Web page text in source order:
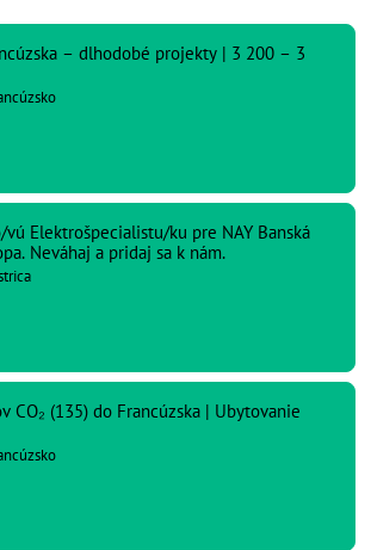
– dlhodobé projekty | 3 200 – 3
Elektrošpecialistu/ku pre NAY Banská
Neváhaj a pridaj sa k nám.
CO₂ (135) do Francúzska | Ubytovanie